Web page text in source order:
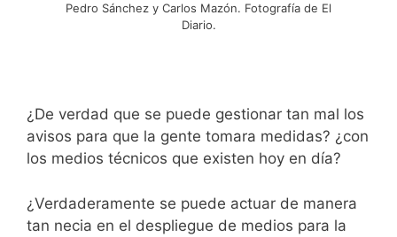
Pedro Sánchez y Carlos Mazón. Fotografía de El
Diario.
¿De verdad que se puede gestionar tan mal los
avisos para que la gente tomara medidas? ¿con
los medios técnicos que existen hoy en día?
¿Verdaderamente se puede actuar de manera
tan necia en el despliegue de medios para la